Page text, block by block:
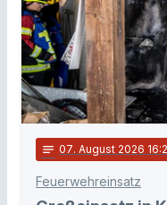
notes 07. August 2026
Feuerwehreinsatz